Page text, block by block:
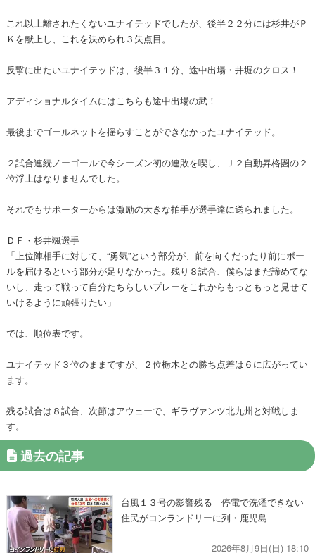
これ以上離されたくないユナイテッドでしたが、後半２２分には杉井がＰ
Ｋを献上し、これを決められ３失点目。
反撃に出たいユナイテッドは、後半３１分、途中出場・井堀のクロス！
アディショナルタイムにはこちらも途中出場の武！
最後までゴールネットを揺らすことができなかったユナイテッド。
２試合連続ノーゴールで今シーズン初の連敗を喫し、Ｊ２自動昇格圏の２
位浮上はなりませんでした。
それでもサポーターからは激励の大きな拍手が選手達に送られました。
ＤＦ・杉井颯選手
「上位陣相手に対して、“勇気”という部分が、前を向くだったり前にボー
ルを届けるという部分が足りなかった。残り８試合、僕らはまだ諦めてな
いし、走って戦って自分たちらしいプレーをこれからもっともっと見せて
いけるように頑張りたい」
では、順位表です。
ユナイテッド３位のままですが、２位栃木との勝ち点差は６に広がってい
ます。
残る試合は８試合、次節はアウェーで、ギラヴァンツ北九州と対戦しま
す。
過去の記事
台風１３号の影響残る 停電で洗濯できない
住民がコンランドリーに列・鹿児島
2026年8月9日(日) 18:10